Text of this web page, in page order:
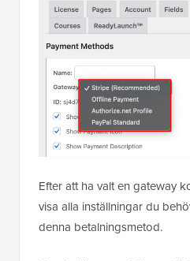
Efter att ha valt en gateway
visa alla inställningar du
denna betalningsmetod.